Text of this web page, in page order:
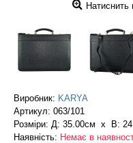
Виробник: KARYA
Артикул: 063/101
Розміри: Д: 35.00см х В:
Наявність: Немає в